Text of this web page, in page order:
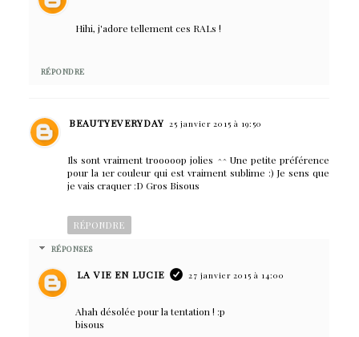
Hihi, j'adore tellement ces RALs !
RÉPONDRE
BEAUTYEVERYDAY 25 janvier 2015 à 19:50
Ils sont vraiment trooooop jolies ^^ Une petite préférence
pour la 1er couleur qui est vraiment sublime :) Je sens que
je vais craquer :D Gros Bisous
RÉPONDRE
RÉPONSES
LA VIE EN LUCIE 27 janvier 2015 à 14:00
Ahah désolée pour la tentation ! :p
bisous